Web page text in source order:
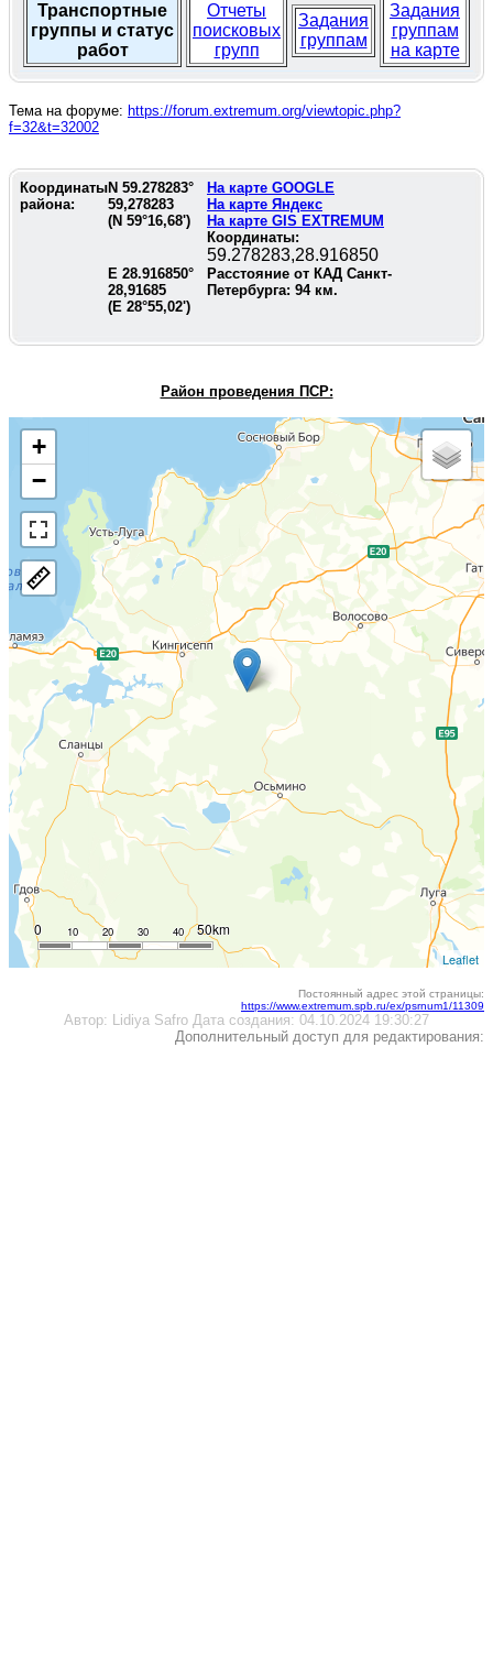
Транспортные
группы и статус
работ
Отчеты
поисковых
групп
Задания
группам
Задания
группам
на карте
Тема на форуме: https://forum.extremum.org/viewtopic.php?
f=32&t=32002
Координаты
района:
N 59.278283°
59,278283
(N 59°16,68')
На карте GOOGLE
На карте Яндекс
На карте GIS EXTREMUM
Координаты:
59.278283,28.916850
E 28.916850°
28,91685
(E 28°55,02')
Расстояние от КАД Санкт-
Петербурга: 94км.
Район проведения ПСР:
+
−
10
0 20 30 40 50km
Leaflet
Постоянный адрес этой страницы:
https://www.extremum.spb.ru/ex/psrnum1/11309
Автор: Lidiya Safro Дата создания: 04.10.2024 19:30:27
Дополнительный доступ для редактирования: